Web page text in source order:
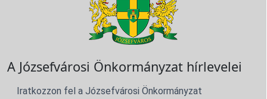
A Józsefvárosi Önkormányzat hírlevelei
Iratkozzon fel a Józsefvárosi Önkormányzat